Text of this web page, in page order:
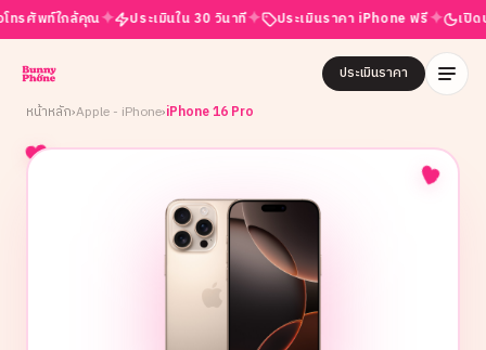
ท์ใกล้คุณ✦ ประเมินใน 30 วินาที✦ ประเมินราคา iPhone ฟรี✦ เปิดบริการ
ประเมินราคา
หน้าหลัก›Apple - iPhone›iPhone 16 Pro